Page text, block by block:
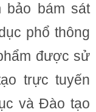
bảo bám sát
phổ thông
được sử
trực tuyến
và Đào tạo